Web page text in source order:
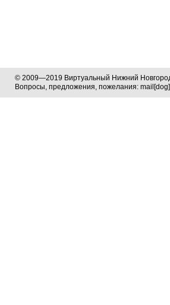
© 2009—2019 Виртуальный Нижний
Вопросы, предложения, пожелания: